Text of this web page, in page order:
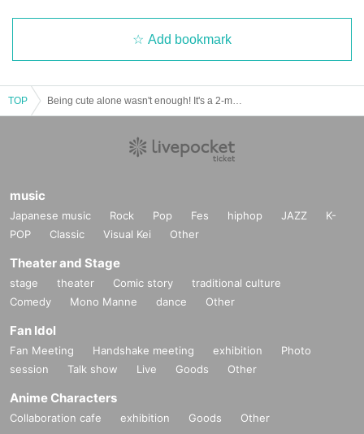
Add bookmark
TOP
music
Japanese music Rock Pop Fes hiphop JAZZ
K-
POP
Classic Visual Kei Other
Theater and Stage
stage theater Comic story
traditional culture
Comedy
Mono Manne dance Other
Fan Idol
Fan Meeting Handshake meeting exhibition
Photo
session
Talk show Live Goods Other
Anime Characters
Collaboration cafe exhibition Goods Other